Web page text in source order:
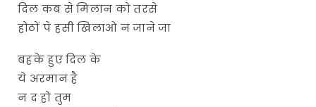
दिल कब से मिलान को तरसे
होठों पे हसी खिलाओ न जाने जा
बहके हुए दिल के
ये अरमान है
न द हो तुम